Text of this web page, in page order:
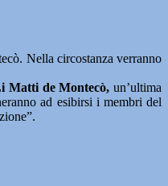
Nella circostanza verranno
Matti de Montecò, un’ultima
ad esibirsi i membri del